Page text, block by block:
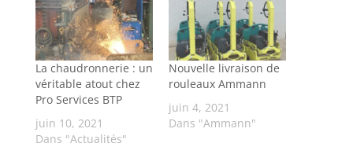
La chaudronnerie : un
véritable atout chez
Pro Services BTP
juin 10, 2021
Dans "Actualités"
Nouvelle livraison de
rouleaux Ammann
juin 4, 2021
Dans "Ammann"